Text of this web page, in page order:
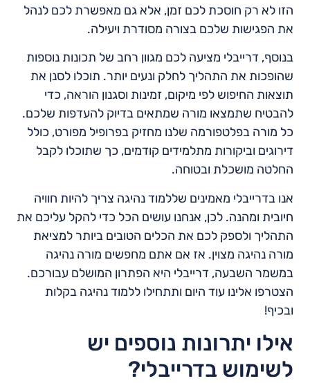
הזו לא רק חוסכת לכם זמן, אלא גם מאפשרת לכם לנהל
את הפגישות שלכם בצורה מסודרת ויעילה.
בנוסף, דרייבלי מציעה לכם מגוון רחב של תכונות נוספות
שהופכות את התהליך לחלק ונעים יותר. תוכלו לסנן את
תוצאות החיפוש לפי מיקום, זמינות וסגנון הוראה, כדי
להבטיח שתמצאו מורה שמתאים בדיוק להעדפות שלכם.
כל מורה בפלטפורמה שלנו מחזיק בפרופיל מפורט, כולל
דירוגים וביקורות מתלמידים קודמים, כך שתוכלו לקבל
החלטה מושכלת ובטוחה.
אנו בדרייבלי מאמינים שללמוד נהיגה צריך להיות חוויה
חיובית ומהנה. לכן, אנחנו עושים הכל כדי להקל עליכם את
התהליך ולספק לכם את הכלים הטובים ביותר למציאת
מורה נהיגה מצוין. אז אם אתם מחפשים מורה נהיגה
במשמר השבעה, דרייבלי היא הפתרון המושלם עבורכם.
הצטרפו אלינו עוד היום ותתחילו ללמוד נהיגה בקלות
ובכיף!
אילו יתרונות נוספים יש
לשימוש בדרייבלי?